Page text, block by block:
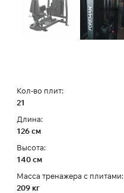
Кол-во плит:
21
Длина:
126 см
Высота:
140 см
Масса тренажера с плитами:
209 кг